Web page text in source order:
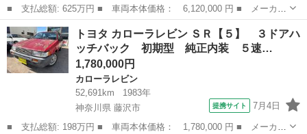
■ 支払総額: 625万円 ■ 車両本体価格： 6,120,000 円 ■ メーカー
名： トヨタ ■ 車種名： カローラレビン ■ グレード名： Ｇ
Ｔ ＡＰＥＸ ＳＳＲ１５インチＡＷ／５バルブエンジン／ＬＳＤ／
ダッシュボー...
長崎 東彼杵郡 カローラレビン
トヨタ カローラレビン ＳＲ【５】 ３ドアハ
ッチバック 初期型 純正内装 ５速…
1,780,000円
カローラレビン
52,691km
1983年
神奈川県 藤沢市
提携サイト 7月4日
■ 支払総額: 198万円 ■ 車両本体価格： 1,780,000 円 ■ メーカー